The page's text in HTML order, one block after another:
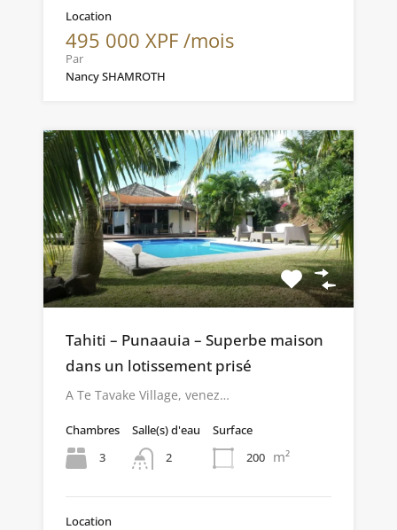
Location
495 000 XPF /mois
Par
Nancy SHAMROTH
Tahiti – Punaauia – Superbe maison
dans un lotissement prisé
A Te Tavake Village, venez…
Chambres
3
Salle(s) d'eau
2
Surface
200 m²
Location